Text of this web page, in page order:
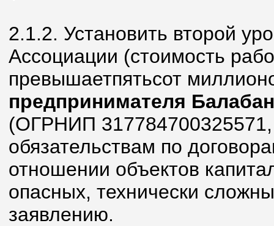
2.1.2. Установить второй
Ассоциации (стоимость
превышаетпятьсот
предпринимателя
(ОГРНИП
обязательствам по
отношении объектов
опасных, технически
заявлению.